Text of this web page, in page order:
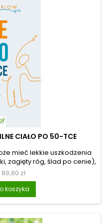
często...
CIAŁO PO 50-TCE
mieć lekkie uszkodzenia
zagięty róg, ślad po cenie),
Siła, sprawność i
niezależności po 50-tce
staje się coraz
sztywność stawów czy
ograniczać twoją
Cena
podstawowa
89,80 zł
koszyka